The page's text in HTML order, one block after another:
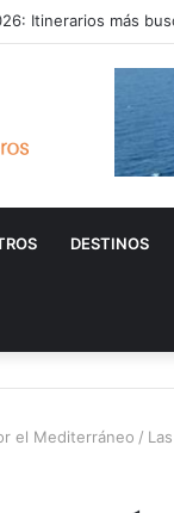
Itinerarios más
DESTINOS
el Mediterráneo /